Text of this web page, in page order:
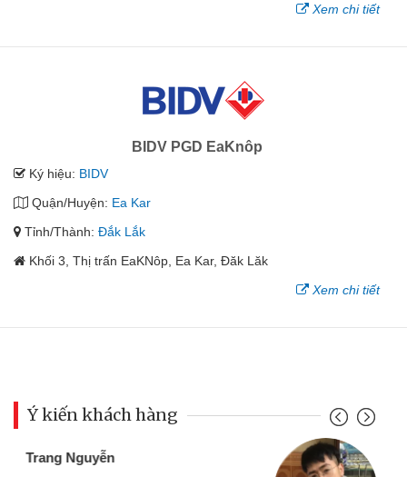
Xem chi tiết
BIDV PGD EaKnôp
Ký hiệu: BIDV
Quận/Huyện: Ea Kar
Tỉnh/Thành: Đắk Lắk
Khối 3, Thị trấn EaKNôp, Ea Kar, Đăk Lăk
Xem chi tiết
Ý kiến khách hàng